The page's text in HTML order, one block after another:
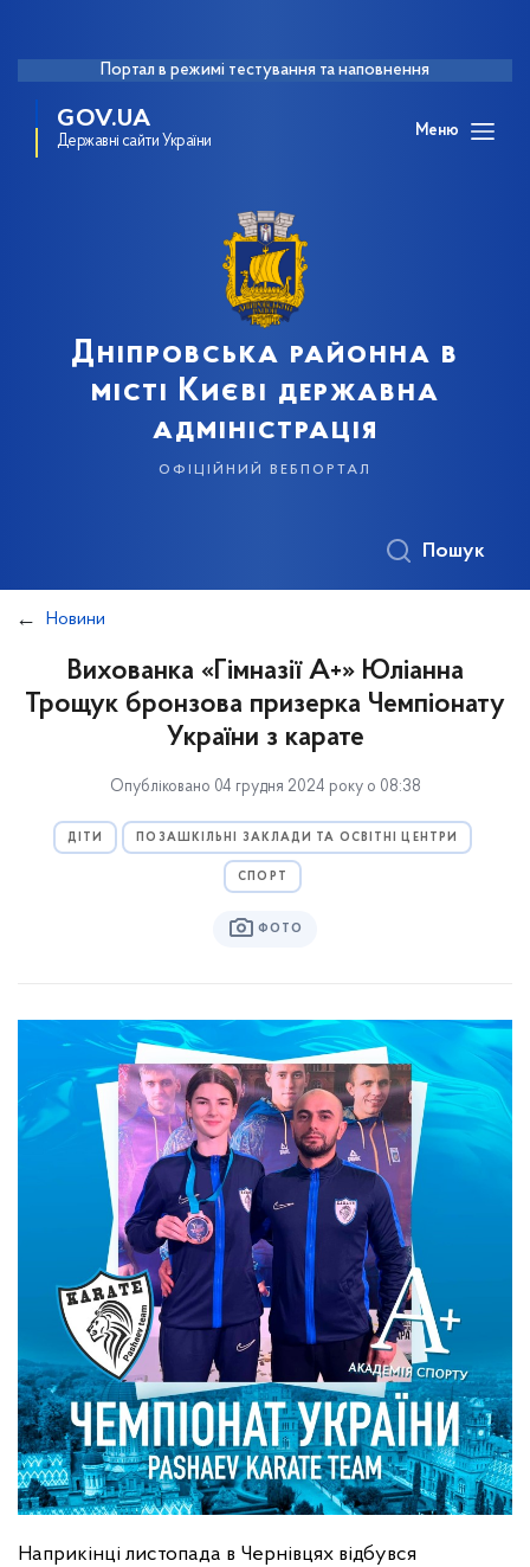
Портал в режимі тестування та наповнення
GOV.UA
Державні сайти України
Меню
Дніпровська районна в
місті Києві державна
адміністрація
офіційний вебпортал
Пошук
Новини
Вихованка «Гімназії А+» Юліанна
Трощук бронзова призерка Чемпіонату
України з карате
Опубліковано 04 грудня 2024 року о 08:38
ДІТИ ПОЗАШКІЛЬНІ ЗАКЛАДИ ТА ОСВІТНІ ЦЕНТРИ
СПОРТ
ФОТО
Наприкінці листопада в Чернівцях відбувся